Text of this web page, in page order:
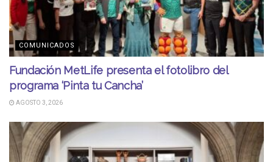
COMUNICADOS
Fundación MetLife presenta el fotolibro del
programa ‘Pinta tu Cancha’
AGOSTO 3, 2026